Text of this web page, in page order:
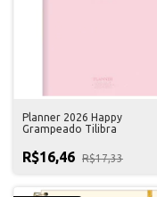
Planner 2026 Happy
Grampeado Tilibra
R$16,46 R$17,33